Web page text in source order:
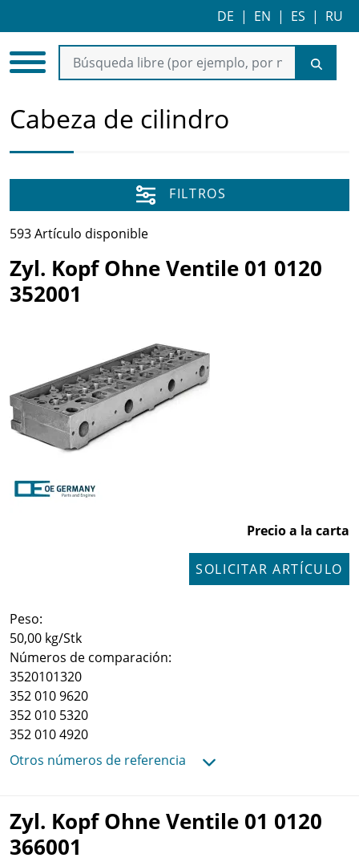
DE | EN | ES | RU
Cabeza de cilindro
FILTROS
593 Artículo disponible
Zyl. Kopf Ohne Ventile 01 0120
352001
Precio a la carta
SOLICITAR ARTÍCULO
Peso:
50,00 kg/Stk
Números de comparación:
3520101320
352 010 9620
352 010 5320
352 010 4920
Otros números de referencia
Zyl. Kopf Ohne Ventile 01 0120
366001